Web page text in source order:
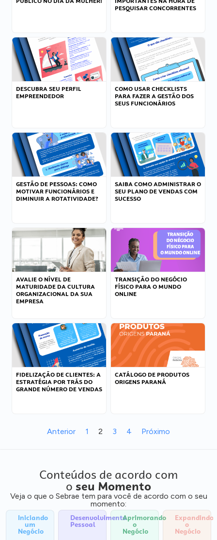
PESQUISAR CONCORRENTES
DESCUBRA SEU PERFIL
EMPREENDEDOR
COMO USAR CHECKLISTS
PARA FAZER A GESTÃO DOS
SEUS FUNCIONÁRIOS
GESTÃO DE PESSOAS: COMO
MOTIVAR FUNCIONÁRIOS E
DIMINUIR A ROTATIVIDADE?
SAIBA COMO ADMINISTRAR O
SEU PLANO DE VENDAS COM
SUCESSO
AVALIE O NÍVEL DE
MATURIDADE DA CULTURA
ORGANIZACIONAL DA SUA
EMPRESA
TRANSIÇÃO DO NEGÓCIO
FÍSICO PARA O MUNDO
ONLINE
FIDELIZAÇÃO DE CLIENTES: A
ESTRATÉGIA POR TRÁS DO
GRANDE NÚMERO DE VENDAS
CATÁLOGO DE PRODUTOS
ORIGENS PARANÁ
Anterior 1 2 3 4 Próximo
Conteúdos de acordo com
o seu Momento
Veja o que o Sebrae tem para você de acordo com o seu
momento:
Iniciando
um
Negócio
Desenvolvimento
Pessoal
Aprimorando
o
Negócio
Expandindo
o
Negócio